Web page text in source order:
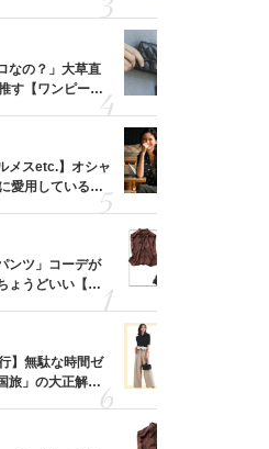
なの？」大草直
す【ワンピー
メスetc.】オシャ
愛用している
ンツ」コーデが
ょうどいい【甘
】無駄な時間ゼ
旅」の大正解ス